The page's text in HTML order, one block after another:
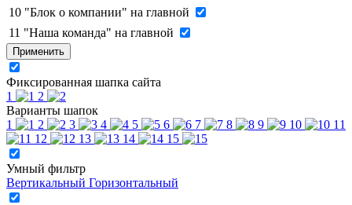
10 "Блок о компании" на главной
11 "Наша команда" на главной
Применить
Фиксированная шапка сайта
1
2
Варианты шапок
1
2 3 4 5 6 7 8 9 10
11
12
13 14 15
Умный фильтр
Вертикальный Горизонтальный